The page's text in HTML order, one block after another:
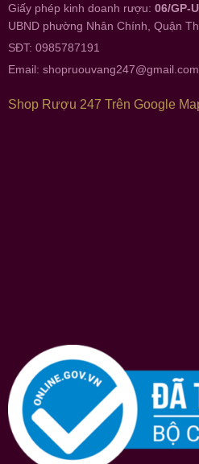
Giấy phép kinh doanh rượu: 06/GP-
UBND phường Nhân Chính, Quận
SĐT: 0985787191
Email: shopruouvang247@gmail.com
Shop Rượu 247 Trên Google